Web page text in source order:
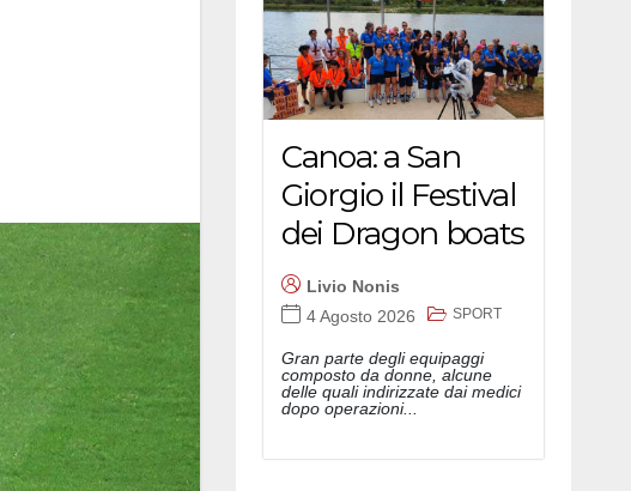
Canoa: a San
Giorgio il Festival
dei Dragon boats
Livio Nonis
4 Agosto 2026
SPORT
Gran parte degli equipaggi
composto da donne, alcune
delle quali indirizzate dai medici
dopo operazioni...